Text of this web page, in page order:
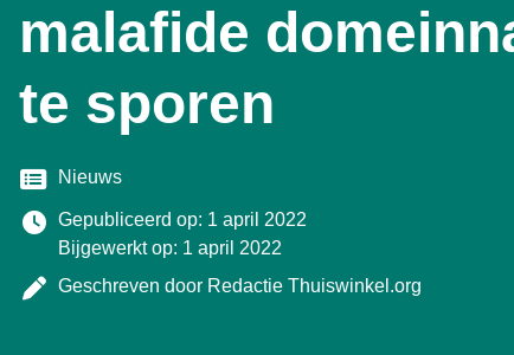
malafide
te sporen
Categorie
Nieuws
Gepubliceerd op: 1 april 2022
Bijgewerkt op: 1 april 2022
Geschreven door Redactie Thuiswinkel.org